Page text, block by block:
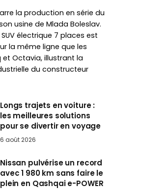
la production en série du
usine de Mlada Boleslav.
électrique 7 places est
la même ligne que les
et Octavia, illustrant la
du constructeur
Longs trajets en voiture :
les meilleures solutions
pour se divertir en voyage
6 août 2026
Nissan pulvérise un record
avec 1 980 km sans faire le
plein en Qashqai e-POWER